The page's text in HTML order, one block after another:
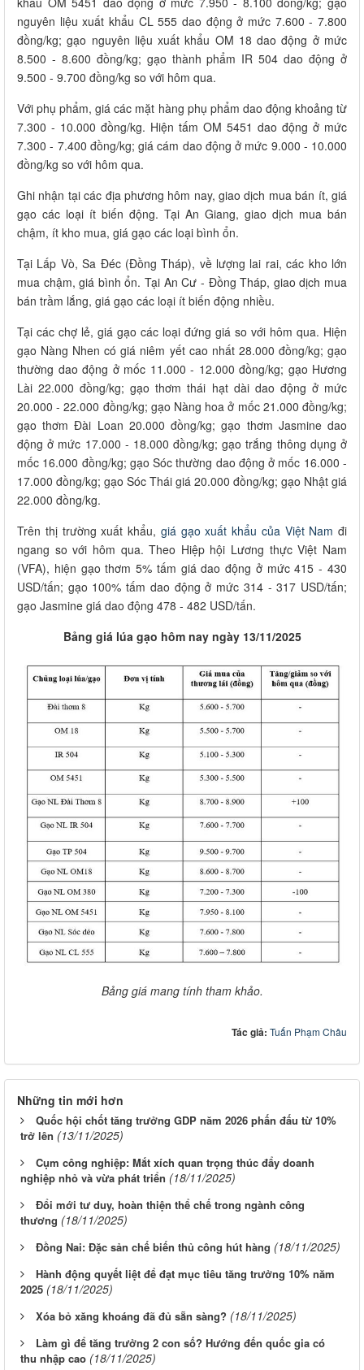
nguyên liệu xuất khẩu CL 555 dao động ở mức 7.600 - 7.800
đồng/kg; gạo nguyên liệu xuất khẩu OM 18 dao động ở mức
8.500 - 8.600 đồng/kg; gạo thành phẩm IR 504 dao động ở
9.500 - 9.700 đồng/kg so với hôm qua.
Với phụ phẩm, giá các mặt hàng phụ phẩm dao động khoảng từ
7.300 - 10.000 đồng/kg. Hiện tấm OM 5451 dao động ở mức
7.300 - 7.400 đồng/kg; giá cám dao động ở mức 9.000 - 10.000
đồng/kg so với hôm qua.
Ghi nhận tại các địa phương hôm nay, giao dịch mua bán ít, giá
gạo các loại ít biến động. Tại An Giang, giao dịch mua bán
chậm, ít kho mua, giá gạo các loại bình ổn.
Tại Lấp Vò, Sa Đéc (Đồng Tháp), về lượng lai rai, các kho lớn
mua chậm, giá bình ổn. Tại An Cư - Đồng Tháp, giao dịch mua
bán trầm lắng, giá gạo các loại ít biến động nhiều.
Tại các chợ lẻ, giá gạo các loại đứng giá so với hôm qua. Hiện
gạo Nàng Nhen có giá niêm yết cao nhất 28.000 đồng/kg; gạo
thường dao động ở mốc 11.000 - 12.000 đồng/kg; gạo Hương
Lài 22.000 đồng/kg; gạo thơm thái hạt dài dao động ở mức
20.000 - 22.000 đồng/kg; gạo Nàng hoa ở mốc 21.000 đồng/kg;
gạo thơm Đài Loan 20.000 đồng/kg; gạo thơm Jasmine dao
động ở mức 17.000 - 18.000 đồng/kg; gạo trắng thông dụng ở
mốc 16.000 đồng/kg; gạo Sóc thường dao động ở mốc 16.000 -
17.000 đồng/kg; gạo Sóc Thái giá 20.000 đồng/kg; gạo Nhật giá
22.000 đồng/kg.
Trên thị trường xuất khẩu, giá gạo xuất khẩu của Việt Nam đi
ngang so với hôm qua. Theo Hiệp hội Lương thực Việt Nam
(VFA), hiện gạo thơm 5% tấm giá dao động ở mức 415 - 430
USD/tấn; gạo 100% tấm dao động ở mức 314 - 317 USD/tấn;
gạo Jasmine giá dao động 478 - 482 USD/tấn.
Bảng giá lúa gạo hôm nay ngày 13/11/2025
Bảng giá mang tính tham khảo.
Tác giả: Tuấn Phạm Châu
Những tin mới hơn
Quốc hội chốt tăng trưởng GDP năm 2026 phấn đấu từ 10%
trở lên (13/11/2025)
Cụm công nghiệp: Mắt xích quan trọng thúc đẩy doanh
nghiệp nhỏ và vừa phát triển (18/11/2025)
Đổi mới tư duy, hoàn thiện thể chế trong ngành công
thương (18/11/2025)
Đồng Nai: Đặc sản chế biến thủ công hút hàng (18/11/2025)
Hành động quyết liệt để đạt mục tiêu tăng trưởng 10% năm
2025 (18/11/2025)
Xóa bỏ xăng khoáng đã đủ sẵn sàng? (18/11/2025)
Làm gì để tăng trưởng 2 con số? Hướng đến quốc gia có
thu nhập cao (18/11/2025)